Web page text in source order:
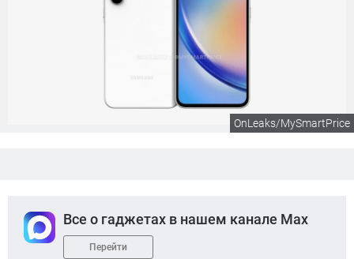
OnLeaks/MySmartPrice
Все о гаджетах в нашем канале Max
Перейти